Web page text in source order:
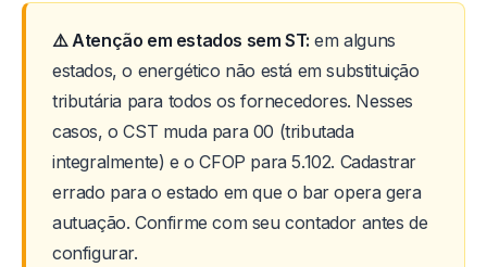
⚠️ Atenção em estados sem ST: em alguns
estados, o energético não está em substituição
tributária para todos os fornecedores. Nesses
casos, o CST muda para 00 (tributada
integralmente) e o CFOP para 5.102. Cadastrar
errado para o estado em que o bar opera gera
autuação. Confirme com seu contador antes de
configurar.